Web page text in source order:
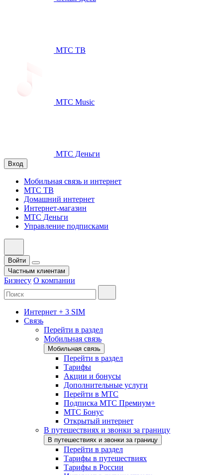
МТС ТВ
МТС Music
МТС Деньги
Вход
Мобильная связь и интернет
МТС ТВ
Домашний интернет
Интернет-магазин
МТС Деньги
Управление подписками
Войти
Частным клиентам
Бизнесу О компании
Интернет + 3 SIM
Связь
Перейти в раздел
Мобильная связь
Мобильная связь
Перейти в раздел
Тарифы
Акции и бонусы
Дополнительные услуги
Перейти в МТС
Подписка МТС Премиум+
МТС Бонус
Открытый интернет
В путешествиях и звонки за границу
В путешествиях и звонки за границу
Перейти в раздел
Тарифы в путешествиях
Тарифы в России